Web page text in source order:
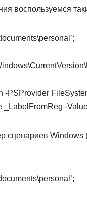
воспользуемся
-PSProvider
-
сценариев